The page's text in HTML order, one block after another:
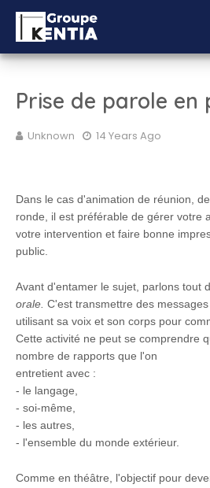
Prise de parole en
Unknown 14 Years Ago
Dans le cas d'animation de réunion,
ronde, il est préférable de gérer votre
votre intervention et faire bonne
public.
Avant d'entamer le sujet, parlons tout
orale. C'est transmettre des
utilisant sa voix et son corps pour
Cette activité ne peut se comprendre
nombre de rapports que l'on
entretient avec :
- le langage,
- soi-même,
- les autres,
- l'ensemble du monde extérieur.
Comme en théâtre , l'objectif pour